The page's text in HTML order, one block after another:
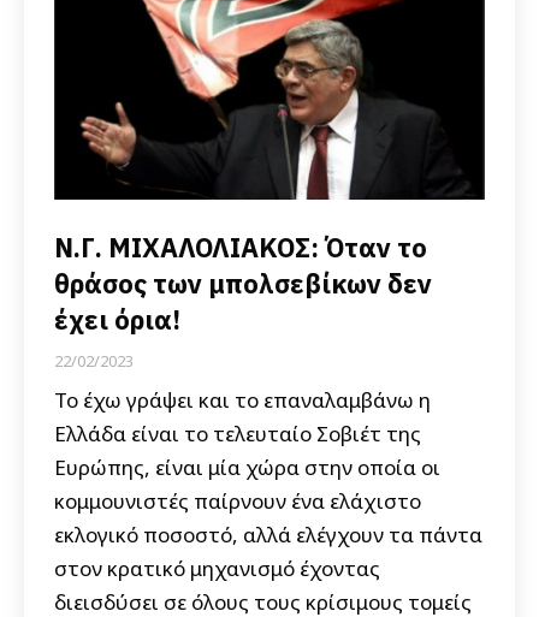
Ν.Γ. ΜΙΧΑΛΟΛΙΑΚΟΣ: Όταν το
θράσος των μπολσεβίκων δεν
έχει όρια!
22/02/2023
Το έχω γράψει και το επαναλαμβάνω η
Ελλάδα είναι το τελευταίο Σοβιέτ της
Ευρώπης, είναι μία χώρα στην οποία οι
κομμουνιστές παίρνουν ένα ελάχιστο
εκλογικό ποσοστό, αλλά ελέγχουν τα πάντα
στον κρατικό μηχανισμό έχοντας
διεισδύσει σε όλους τους κρίσιμους τομείς